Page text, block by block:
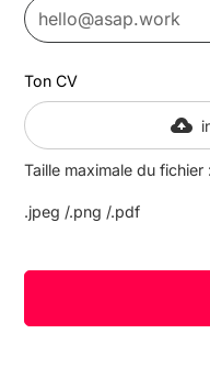
Ton CV
Taille maximale du
.jpeg /.png /.pdf